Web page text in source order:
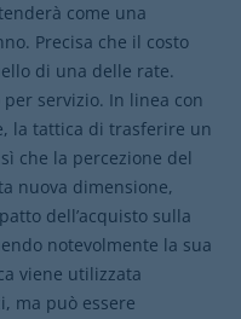
come una
Precisa che il costo
di una delle rate.
servizio. In linea con
la tattica di trasferire un
che la percezione del
nuova dimensione,
dell’acquisto sulla
notevolmente la sua
viene utilizzata
ma può essere